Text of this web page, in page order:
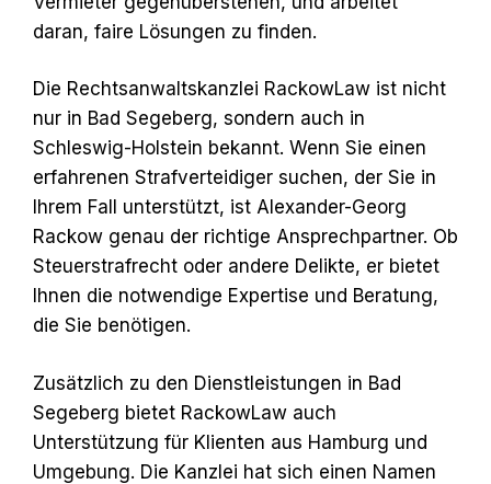
daran, faire Lösungen zu finden.
Die Rechtsanwaltskanzlei RackowLaw ist nicht
nur in Bad Segeberg, sondern auch in
Schleswig-Holstein bekannt. Wenn Sie einen
erfahrenen Strafverteidiger suchen, der Sie in
Ihrem Fall unterstützt, ist Alexander-Georg
Rackow genau der richtige Ansprechpartner. Ob
Steuerstrafrecht oder andere Delikte, er bietet
Ihnen die notwendige Expertise und Beratung,
die Sie benötigen.
Zusätzlich zu den Dienstleistungen in Bad
Segeberg bietet RackowLaw auch
Unterstützung für Klienten aus Hamburg und
Umgebung. Die Kanzlei hat sich einen Namen